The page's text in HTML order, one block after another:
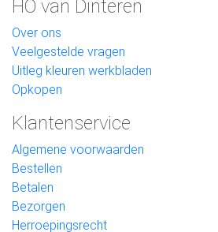
HO van Dinteren
Over ons
Veelgestelde vragen
Uitleg kleuren werkbladen
Opkopen
Klantenservice
Algemene voorwaarden
Bestellen
Betalen
Bezorgen
Herroepingsrecht